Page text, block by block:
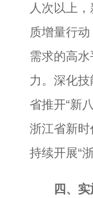
人次以上
质增量行
需求的高
力。深化
省推开“新
浙江省新
持续开展“
四、